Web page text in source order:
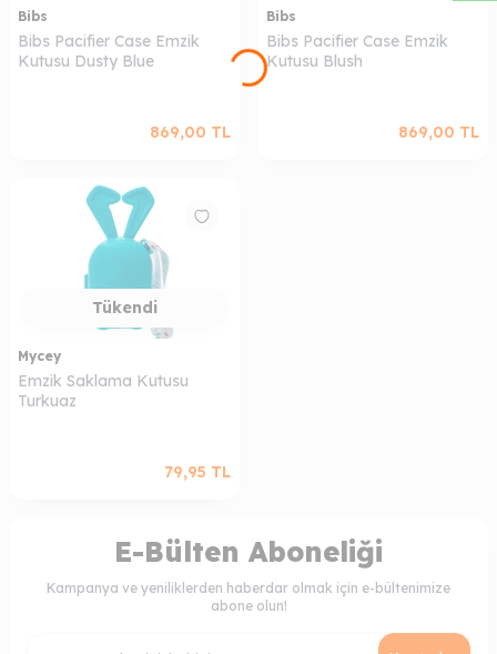
Bibs
Bibs Pacifier Case Emzik
Kutusu Dusty Blue
869,00 TL
Bibs
Bibs Pacifier Case Emzik
Kutusu Blush
869,00 TL
Tükendi
Mycey
Emzik Saklama Kutusu
Turkuaz
79,95 TL
E-Bülten Aboneliği
Kampanya ve yeniliklerden haberdar olmak için e-bültenimize
abone olun!